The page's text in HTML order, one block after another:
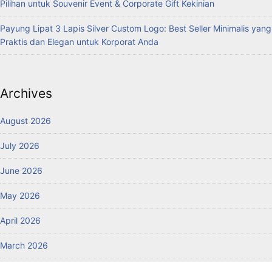
Pilihan untuk Souvenir Event & Corporate Gift Kekinian
Payung Lipat 3 Lapis Silver Custom Logo: Best Seller Minimalis yang
Praktis dan Elegan untuk Korporat Anda
Archives
August 2026
July 2026
June 2026
May 2026
April 2026
March 2026